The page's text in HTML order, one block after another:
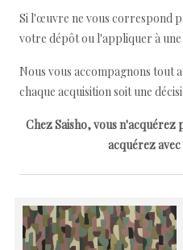
Si l'œuvre ne vous correspond
votre dépôt ou l'appliquer à
Nous vous accompagnons tout
chaque acquisition soit une
Chez Saisho, vous n'acquérez
acquérez